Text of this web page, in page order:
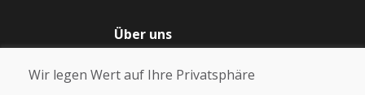
Über uns
Über uns
Wir legen Wert auf Ihre Privatsphäre